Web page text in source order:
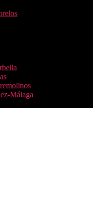
Málaga